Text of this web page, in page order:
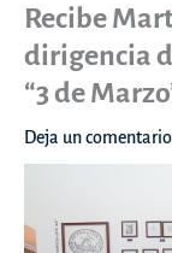
Recibe
dirigencia
“3 de
Deja un comentario